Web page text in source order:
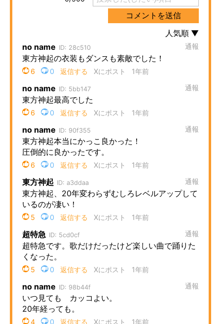
AI活用のいまが分かる
企業ITのトレンドを詳説
経営リーダーのコミュニティ
ITエンジニア向け専門サイト
企業向けIT製品の総合サイト
IT製品の技術・比較・事例
製造業のIT導入・活用を支援
エレクトロニクス専門サイト
電子設計の基本と応用
エネルギーの専門メディア
建設×テクノロジーの最前線